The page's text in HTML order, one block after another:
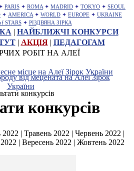
PARIS ✦ ROMA ✦ MADRID ✦ TOKYO ✦ SEOUL
✦ AMERICA ✦ WORLD ✦ EUROPE ✦ UKRAINE
STARS ✦ РІЗДВЯНА ЗІРКА
| НАЙБЛИЖЧІ КОНКУРСИ
| АКЦІЯ| ПЕДАГОГАМ
РОБІТ НА АЛЕЇ
конкурсів
конкурсів
2022 | Травень 2022 | Червень 2022 |
| Вересень 2022 | Жовтень 2022